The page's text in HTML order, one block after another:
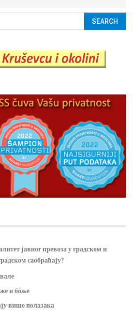
јавног превоза у градском и
саобраћају?
и боље
више полазака